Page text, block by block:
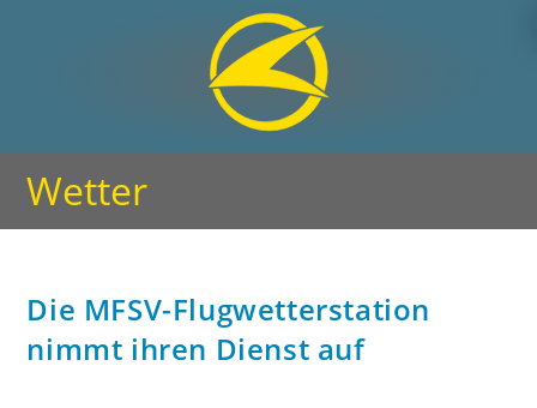
Wetter
Die MFSV-Flugwetterstation
nimmt ihren Dienst auf